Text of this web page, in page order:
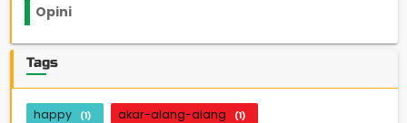
Opini
Tags
happy (1) akar-alang-alang (1)